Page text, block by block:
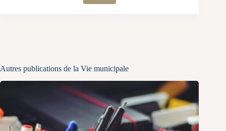
Autres publications de la Vie municipale